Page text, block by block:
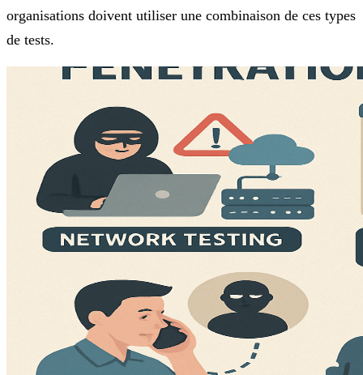
organisations doivent utiliser une combinaison de ces types
de tests.